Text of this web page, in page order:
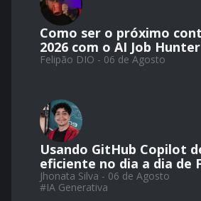
Como ser o próximo
2026 com o AI Job Hunter
Felipão DIO - 06 de Agosto
Usando GitHub Copilot
eficiente no dia a dia de
Jhonata Silva - 06 de Agosto
#IA Generativa